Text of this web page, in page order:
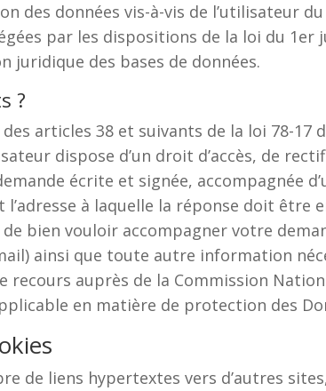
des données vis-à-vis de l’utilisateur
par les dispositions de la loi du
juridique des bases de données.
?
articles 38 et suivants de la loi 78-17
dispose d’un droit d’accès, de
écrite et signée, accompagnée
à laquelle la réponse doit être
bien vouloir accompagner votre
ainsi que toute autre information
recours auprès de la Commission
en matière de protection des
de liens hypertextes vers d’autres